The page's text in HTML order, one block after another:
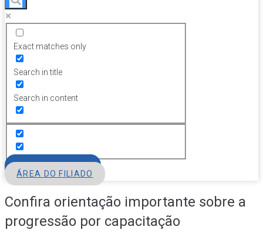
Exact matches only
Search in title
Search in content
ÁREA DO FILIADO
Confira orientação importante sobre a
progressão por capacitação